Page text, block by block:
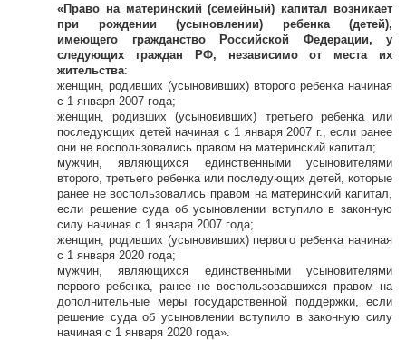
«Право на материнский (семейный) капитал возникает
при рождении (усыновлении) ребенка (детей),
имеющего гражданство Российской Федерации, у
следующих граждан РФ, независимо от места их
жительства:
женщин, родивших (усыновивших) второго ребенка начиная
с 1 января 2007 года;
женщин, родивших (усыновивших) третьего ребенка или
последующих детей начиная с 1 января 2007 г., если ранее
они не воспользовались правом на материнский капитал;
мужчин, являющихся единственными усыновителями
второго, третьего ребенка или последующих детей, которые
ранее не воспользовались правом на материнский капитал,
если решение суда об усыновлении вступило в законную
силу начиная с 1 января 2007 года;
женщин, родивших (усыновивших) первого ребенка начиная
с 1 января 2020 года;
мужчин, являющихся единственными усыновителями
первого ребенка, ранее не воспользовавшихся правом на
дополнительные меры государственной поддержки, если
решение суда об усыновлении вступило в законную силу
начиная с 1 января 2020 года».